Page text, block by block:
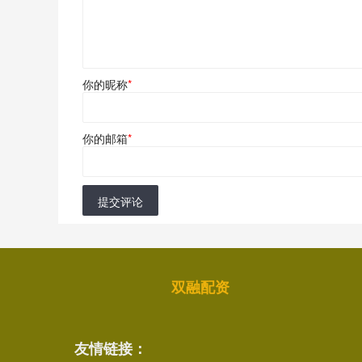
你的昵称*
你的邮箱*
提交评论
双融配资
友情链接：